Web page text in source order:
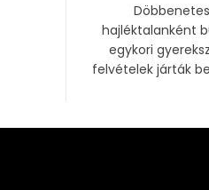
hajléktalanként
egykori
felvételek járták